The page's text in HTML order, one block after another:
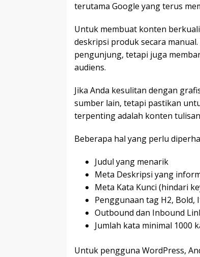
terutama Google yang terus
Untuk membuat konten
deskripsi produk secara
pengunjung, tetapi juga
audiens.
Jika Anda kesulitan dengan
sumber lain, tetapi pastikan
terpenting adalah konten
Beberapa hal yang perlu
Judul yang menarik
Meta Deskripsi yang
Meta Kata Kunci (hindari
Penggunaan tag H2, Bold,
Outbound dan Inbound
Jumlah kata minimal 1000
Untuk pengguna WordPress,